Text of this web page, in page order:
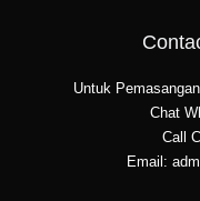
Untuk
Chat
Call
Email: